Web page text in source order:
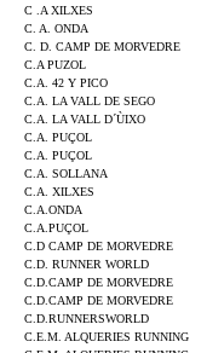
C .A XILXES
C. A. ONDA
C. D. CAMP DE MORVEDRE
C.A PUZOL
C.A. 42 Y PICO
C.A. LA VALL DE SEGO
C.A. LA VALL D´ÙIXO
C.A. PUÇOL
C.A. PUÇOL
C.A. SOLLANA
C.A. XILXES
C.A.ONDA
C.A.PUÇOL
C.D CAMP DE MORVEDRE
C.D. RUNNER WORLD
C.D.CAMP DE MORVEDRE
C.D.CAMP DE MORVEDRE
C.D.RUNNERSWORLD
C.E.M. ALQUERIES RUNNING